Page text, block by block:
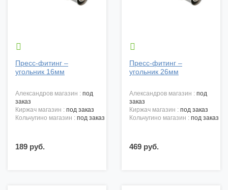

Пресс-фитинг –
угольник 16мм
александров магазин : под
заказ
киржач магазин : под заказ
кольчугино магазин : под заказ
189 руб.

Пресс-фитинг –
угольник 26мм
александров магазин : под
заказ
киржач магазин : под заказ
кольчугино магазин : под заказ
469 руб.